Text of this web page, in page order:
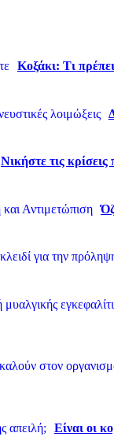
Κοξάκι: Τι
Νικήστε τις κρίσεις
Είναι οι